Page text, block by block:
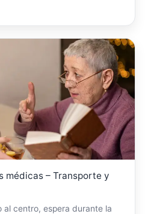
médicas – Transporte y
al centro, espera durante la